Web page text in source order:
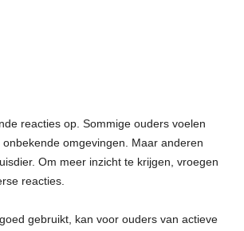
reacties op. Sommige ouders voelen
omgevingen. Maar anderen
Om meer inzicht te krijgen, vroegen
reacties.
gebruikt, kan voor ouders van actieve